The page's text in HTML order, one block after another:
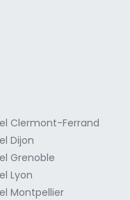
Clermont-Ferrand
Dijon
Grenoble
Lyon
Montpellier